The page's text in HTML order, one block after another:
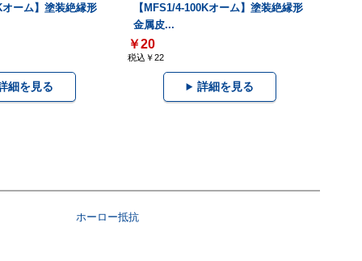
オーム】塗装絶縁形
細を見る
【MFS1/4-100Kオーム】塗装絶縁形
金属皮...
￥20
税込￥22
詳細を見る
ホーロー抵抗